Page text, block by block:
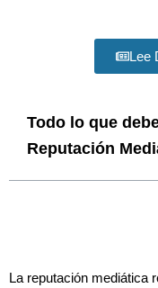
Lee
Todo lo que
Reputación
La reputación mediática